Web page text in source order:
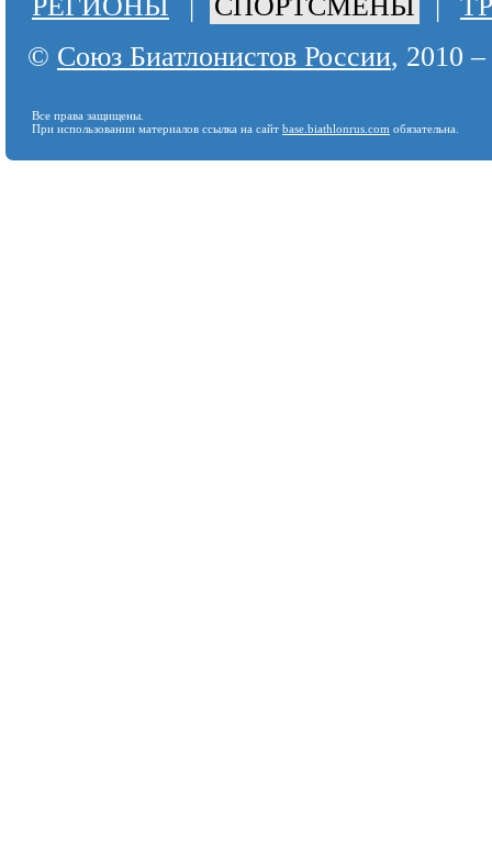
© Союз Биатлонистов России, 2010
Все права защищены.
При использовании материалов ссылка на сайт base.biathlonrus.com обязательна.